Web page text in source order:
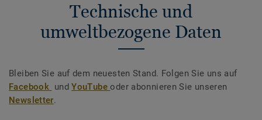
Technische und
umweltbezogene Daten
Bleiben Sie auf dem neuesten Stand. Folgen Sie uns auf
Facebook undYouTubeoder abonnieren Sie unseren
Newsletter.